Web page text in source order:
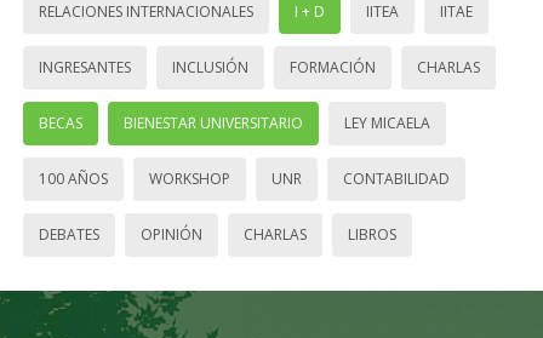
RELACIONES INTERNACIONALES I + D IITEA IITAE
INGRESANTES INCLUSIÓN FORMACIÓN CHARLAS
BECAS BIENESTAR UNIVERSITARIO LEY MICAELA
100 AÑOS WORKSHOP UNR CONTABILIDAD
DEBATES OPINIÓN CHARLAS LIBROS